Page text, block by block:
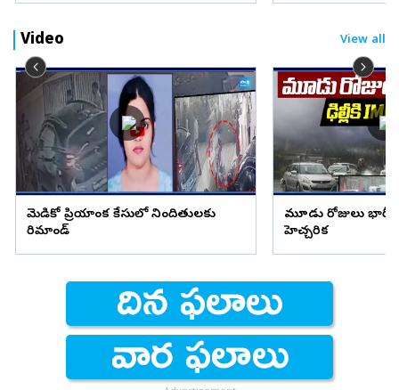
Video View all
మెడికో ప్రియాంక కేసులో నిందితులకు
రిమాండ్
మూడు రోజులు భారీ
హెచ్చరిక